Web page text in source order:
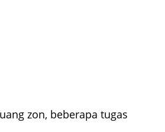
zon, beberapa tugas